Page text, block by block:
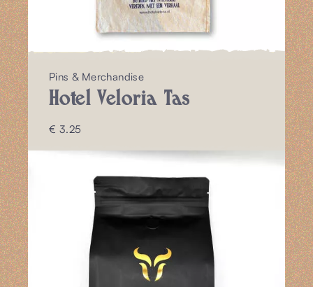
Pins & Merchandise
Hotel Veloria Tas
€ 3.25